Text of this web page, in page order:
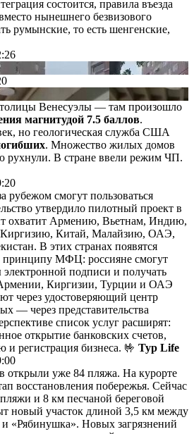
состоится, правила въезда
нынешнего безвизового
румынские, то есть шенгенские,
Венесуэлы — там произошло
магнитудой 7.5 баллов.
но геологическая служба США
. Множество жилых домов
рухнули. В стране ввели режим ЧП.
рубежом смогут пользоваться
утвердило пилотный проект в
охватит Армению, Вьетнам, Индию,
Киргизию, Китай, Малайзию, ОАЭ,
В этих странах появятся
МФЦ: россияне смогут
подписи и получать
Киргизии, Турции и ОАЭ
через удостоверяющий центр
— через представительства
список услуг расширят:
открытие банковских счетов,
и регистрация бизнеса. 🤟 Тур Life
открыли уже 84 пляжа. На курорте
восстановления побережья. Сейчас
и 8 км песчаной береговой
новый участок длиной 3,5 км между
«Рябинушка». Новых загрязнений